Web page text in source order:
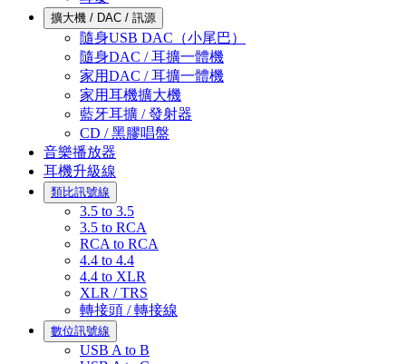
擴大機 / DAC / 訊源
隨身USB DAC（小尾巴）
隨身DAC / 耳擴一體機
家用DAC / 耳擴一體機
家用耳機擴大機
藍牙耳擴 / 發射器
CD / 黑膠唱盤
音樂播放器
耳機升級線
類比訊號線
3.5 to 3.5
3.5 to RCA
RCA to RCA
4.4 to 4.4
4.4 to XLR
XLR / TRS
轉接頭 / 轉接線
數位訊號線
USB A to B